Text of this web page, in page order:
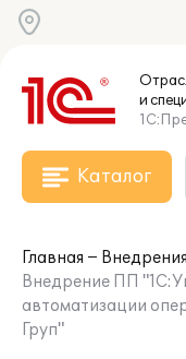
и
Каталог
Главная
Внедрения
Внедрение ПП
автоматизации
Груп"